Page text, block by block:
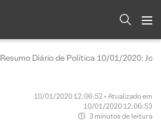
Resumo Diário de Política 10/01/2020:
10/01/2020 12:06:52 • Atualizado em
10/01/2020 12:06:53
3 minutos de leitura